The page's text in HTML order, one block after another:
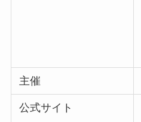
主催
公式サイト